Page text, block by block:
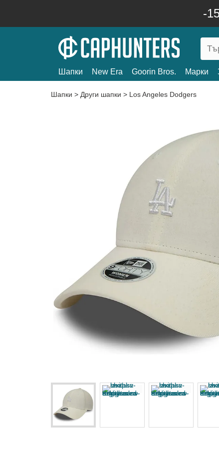
-
Шапки New Era Goorin Bros. Марки
Шапки > Други шапки > Los Angeles Dodgers